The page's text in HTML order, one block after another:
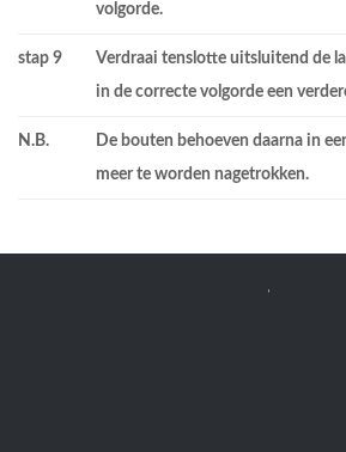
volgorde.
stap 9
Verdraai tenslotte uitsluitend de
in de correcte volgorde een
N.B.
De bouten behoeven daarna in
meer te worden nagetrokken.